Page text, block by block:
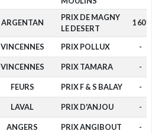
ARGENTAN
PRIX DE MAGNY
LE DESERT
1 601
VINCENNES PRIX POLLUX -
VINCENNES PRIX TAMARA -
FEURS PRIX F & S BALAY -
LAVAL PRIX D'ANJOU -
ANGERS PRIX ANGIBOUT -